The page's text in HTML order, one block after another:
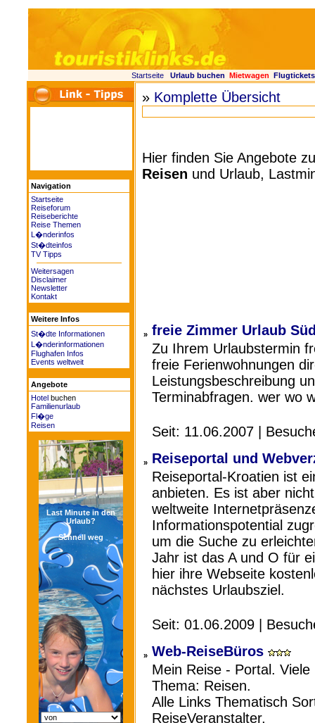
Startseite Urlaub buchen Mietwagen Flugtickets
Navigation
Startseite
Reiseforum
Reiseberichte
Reise Themen
L�nderinfos
St�dteinfos
TV Tipps
Weitersagen
Disclaimer
Newsletter
Kontakt
Weitere Infos
St�dte Informationen
L�nderinformationen
Flughafen Infos
Events weltweit
Angebote
Hotel buchen
Familienurlaub
Fl�ge
Reisen
Last Minute in den
Urlaub?
Schnell weg
» Komplette Übersicht
Hier finden Sie Angebote
Reisen und Urlaub,
» freie Zimmer Urlaub
Zu Ihrem Urlaubstermin
freie Ferienwohnungen
Leistungsbeschreibung
Terminabfragen. wer wo
Seit: 11.06.2007 |
» Reiseportal und
Reiseportal-Kroatien ist
anbieten. Es ist aber
weltweite
Informationspotential
um die Suche zu
Jahr ist das A und O für
hier ihre Webseite
nächstes Urlaubsziel.
Seit: 01.06.2009 |
» Web-ReiseBüros
Mein Reise - Portal.
Thema: Reisen.
Alle Links Thematisch
ReiseVeranstalter,